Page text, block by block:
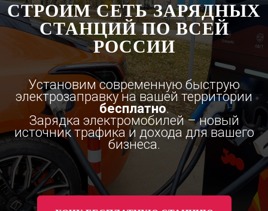
СТРОИМ СЕТЬ ЗАРЯДНЫХ
СТАНЦИЙ ПО ВСЕЙ
РОССИИ
Установим современную быструю
электрозаправку на вашей территории
бесплатно.
Зарядка электромобилей – новый
источник трафика и дохода для вашего
бизнеса.